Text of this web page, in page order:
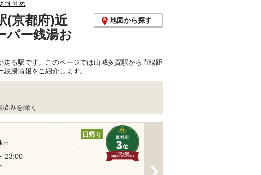
すすめ
(京都府)近
パー銭湯お
地図から探す
る駅です。このページでは山城多賀駅から直線距
湯情報をご紹介します。
済みを除く
日帰り
23:00